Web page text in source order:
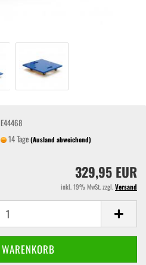
E44468
14 Tage(Ausland abweichend)
329,95 EUR
inkl. 19% MwSt. zzgl.Versand